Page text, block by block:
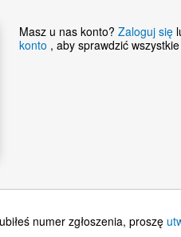
Masz u nas konto? Zaloguj się
konto , aby sprawdzić
numer zgłoszenia, proszę